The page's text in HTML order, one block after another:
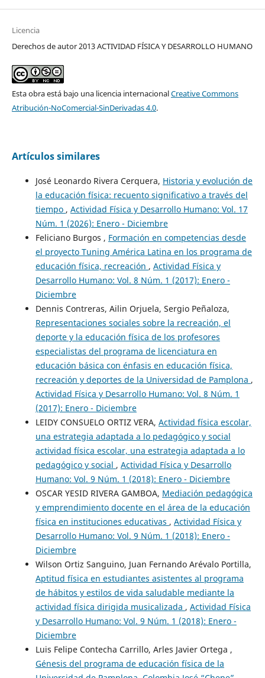
Licencia
Derechos de autor 2013 ACTIVIDAD FÍSICA Y DESARROLLO HUMANO
Esta obra está bajo una licencia internacionalCreative Commons
Atribución-NoComercial-SinDerivadas 4.0.
Artículos similares
José Leonardo Rivera Cerquera, Historia y evolución de
la educación física: recuento significativo a través del
tiempo , Actividad Física y Desarrollo Humano: Vol. 17
Núm. 1 (2026): Enero - Diciembre
Feliciano Burgos , Formación en competencias desde
el proyecto Tuning América Latina en los programa de
educación física, recreación , Actividad Física y
Desarrollo Humano: Vol. 8 Núm. 1 (2017): Enero -
Diciembre
Dennis Contreras, Ailin Orjuela, Sergio Peñaloza,
Representaciones sociales sobre la recreación, el
deporte y la educación física de los profesores
especialistas del programa de licenciatura en
educación básica con énfasis en educación física,
recreación y deportes de la Universidad de Pamplona ,
Actividad Física y Desarrollo Humano: Vol. 8 Núm. 1
(2017): Enero - Diciembre
LEIDY CONSUELO ORTIZ VERA, Actividad física escolar,
una estrategia adaptada a lo pedagógico y social
actividad física escolar, una estrategia adaptada a lo
pedagógico y social , Actividad Física y Desarrollo
Humano: Vol. 9 Núm. 1 (2018): Enero - Diciembre
OSCAR YESID RIVERA GAMBOA, Mediación pedagógica
y emprendimiento docente en el área de la educación
física en instituciones educativas , Actividad Física y
Desarrollo Humano: Vol. 9 Núm. 1 (2018): Enero -
Diciembre
Wilson Ortiz Sanguino, Juan Fernando Arévalo Portilla,
Aptitud física en estudiantes asistentes al programa
de hábitos y estilos de vida saludable mediante la
actividad física dirigida musicalizada , Actividad Física
y Desarrollo Humano: Vol. 9 Núm. 1 (2018): Enero -
Diciembre
Luis Felipe Contecha Carrillo, Arles Javier Ortega ,
Génesis del programa de educación física de la